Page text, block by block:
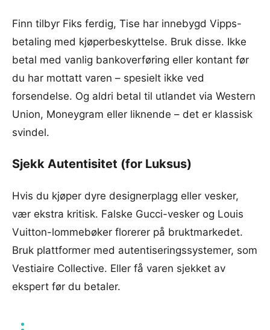
Finn tilbyr Fiks ferdig, Tise har innebygd Vipps-
betaling med kjøperbeskyttelse. Bruk disse. Ikke
betal med vanlig bankoverføring eller kontant før
du har mottatt varen – spesielt ikke ved
forsendelse. Og aldri betal til utlandet via Western
Union, Moneygram eller liknende – det er klassisk
svindel.
Sjekk Autentisitet (for Luksus)
Hvis du kjøper dyre designerplagg eller vesker,
vær ekstra kritisk. Falske Gucci-vesker og Louis
Vuitton-lommebøker florerer på bruktmarkedet.
Bruk plattformer med autentiseringssystemer, som
Vestiaire Collective. Eller få varen sjekket av
ekspert før du betaler.